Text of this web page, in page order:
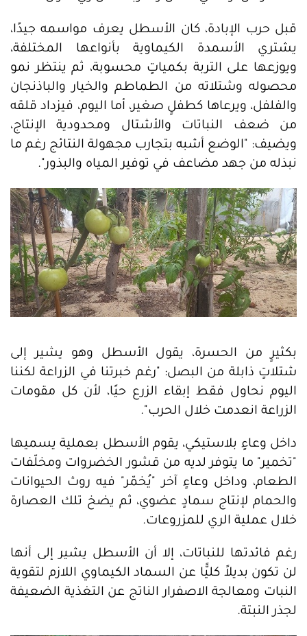
قبل حرب الإبادة، كان الأسطل يعرف مواسمه جيدًا،
يشتري الأسمدة الكيماوية بأنواعها المختلفة،
ويوزعها على التربة بكمياتٍ محسوبة، ثم ينتظر نمو
محصوله وشتلاته من الطماطم والخيار والباذنجان
والفلفل، ويرعاها كطفلٍ صغير، أما اليوم، فيزداد قلقه
من ضعف النباتات والأشتال ومحدودية الإنتاج،
ويضيف: "الوضع أشبه بتجارب مجهولة النتائج رغم ما
نبذله من جهد مضاعف في توفير المياه والبذور".
بكثيرٍ من الحسرة، يقول الأسطل وهو يشير إلى
شتلاتٍ ذابلة من البصل: "رغم خبرتنا في الزراعة لكننا
اليوم نحاول فقط إبقاء الزرع حيًا، لأن كل مقومات
الزراعة انعدمت خلال الحرب".
داخل وعاءٍ بلاستيكي، يقوم الأسطل بعملية يسميها
"تخمير" ما يتوفر لديه من قشور الخضروات ومخلّفات
الطعام، وداخل وعاءٍ آخر "يُخمّر" فيه روث الحيوانات
والحمام لإنتاج سمادٍ عضوي، ثم يضخ تلك العصارة
خلال عملية الري للمزروعات.
رغم فائدتها للنباتات، إلا أن الأسطل يشير إلى أنها
لن تكون بديلاً كليًّا عن السماد الكيماوي اللازم لتقوية
النبات ومعالجة الاصفرار الناتج عن التغذية الضعيفة
لجذر النبتة.